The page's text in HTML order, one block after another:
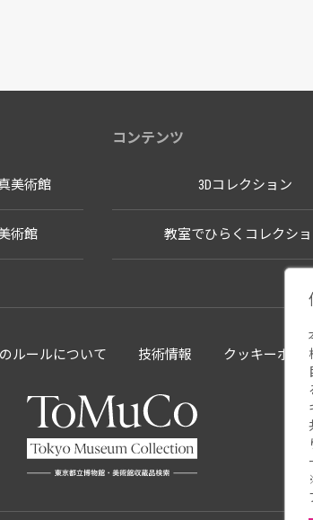
美術館
術館
コンテンツ
3Dコレクション
教室でひらくコレクシ
ルールについて 技術情報 クッキーポリ